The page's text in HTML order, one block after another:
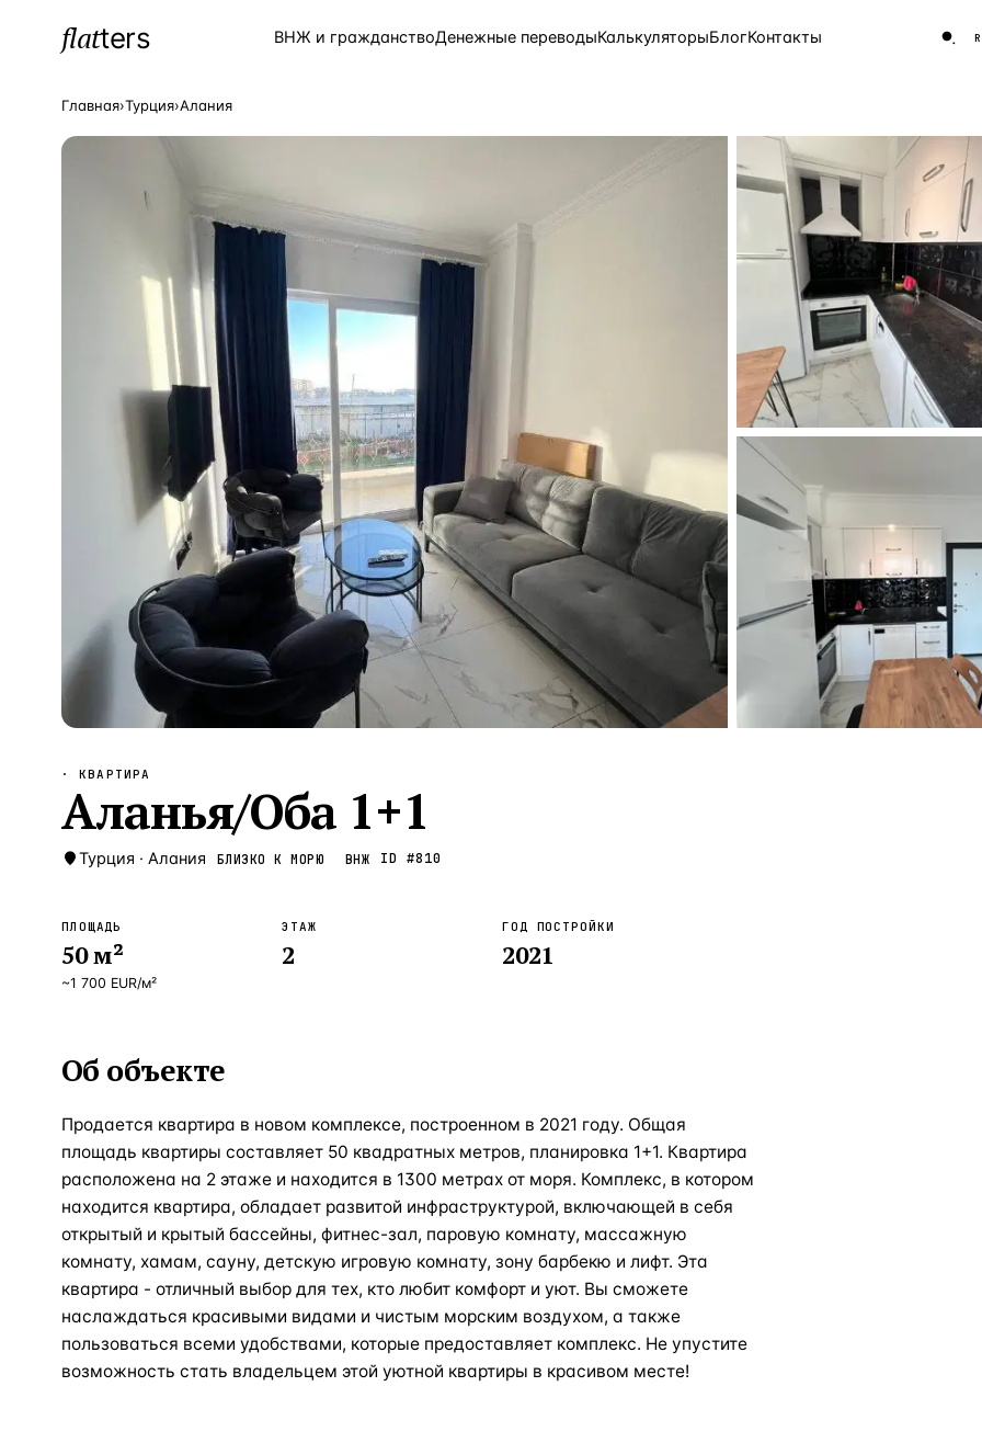
flatters ВНЖ и гражданствоДенежные переводыКалькуляторыБлогКонтакты
Страна
Страна
Страна
Страна
Страна
Локация Россия · 3 920
Локация Турция · 2 556
Локация Таиланд · 2 172
Новороссийск — Локация Россия · 2 106
Стамбул — Локация Турция · 2 092
Анталия — Локация Турция · 1 810
ЧАСТО ИЩУТ
Турция
Греция
Главная›Турция›Алания
· КВАРТИРА
Аланья/Оба 1+1
Турция · Алания БЛИЗКО К МОРЮ ВНЖ ID #810
ПЛОЩАДЬ
50м²
~1 700 EUR/м²
ЭТАЖ
2
ГОД ПОСТРОЙКИ
2021
Об объекте
Продается квартира в новом комплексе, построенном в 2021 году. Общая
площадь квартиры составляет 50 квадратных метров, планировка 1+1. Квартира
расположена на 2 этаже и находится в 1300 метрах от моря. Комплекс, в котором
находится квартира, обладает развитой инфраструктурой, включающей в себя
открытый и крытый бассейны, фитнес-зал, паровую комнату, массажную
комнату, хамам, сауну, детскую игровую комнату, зону барбекю и лифт. Эта
квартира - отличный выбор для тех, кто любит комфорт и уют. Вы сможете
наслаждаться красивыми видами и чистым морским воздухом, а также
пользоваться всеми удобствами, которые предоставляет комплекс. Не упустите
возможность стать владельцем этой уютной квартиры в красивом месте!